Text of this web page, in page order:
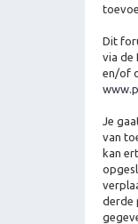
Dit
via de
en/of
Je
van
kan
derde